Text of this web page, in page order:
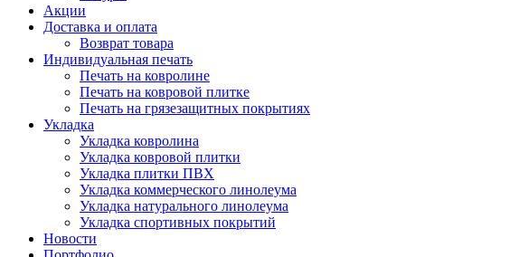
Акции
Доставка и оплата
Возврат товара
Индивидуальная печать
Печать на ковролине
Печать на ковровой плитке
Печать на грязезащитных покрытиях
Укладка
Укладка ковролина
Укладка ковровой плитки
Укладка плитки ПВХ
Укладка коммерческого линолеума
Укладка натурального линолеума
Укладка спортивных покрытий
Новости